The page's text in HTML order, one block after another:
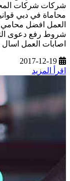
شركات شركات
محاماة في دبي
العمل افضل
شروط رفع دعوى
اصابات العمل
2017-12-19
اقرأ المزيد